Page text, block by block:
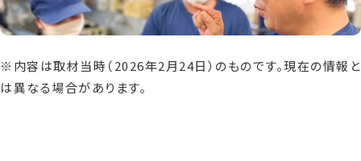
※内容は取材当時（2026年2月24日）のものです。現在の情報と
は異なる場合があります。